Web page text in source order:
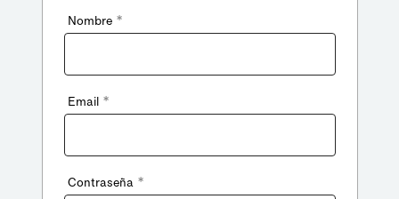
Nombre *
Email *
Contraseña *